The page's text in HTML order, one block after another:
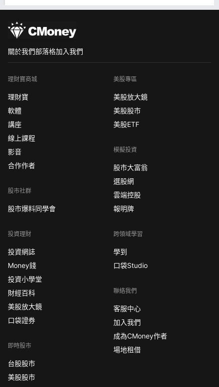
關於我們部落格加入我們
理財寶商城
理財寶
軟體
講座
線上課程
影音
合作作者
股市社群
股市爆料同學會
投資理財
投資網誌
Money錢
投資小學堂
財經百科
美股放大鏡
口袋證券
即時股市
台股股市
美股股市
美股專區
美股放大鏡
美股股市
美股ETF
模擬投資
股市大富翁
選股網
雲端控股
報明牌
跨領域學習
學到
口袋Studio
聯絡我們
客服中心
加入我們
成為CMoney作者
場地租借